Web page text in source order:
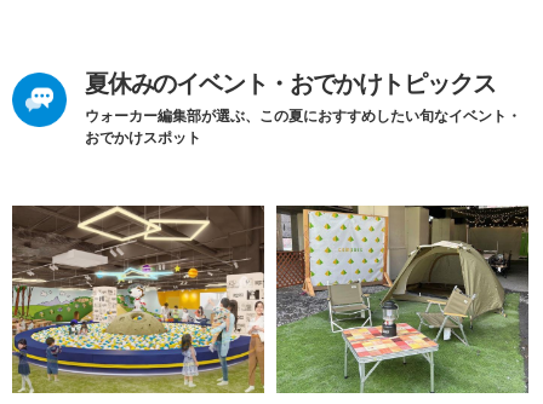
夏休みのイベント・おでかけトピックス
ウォーカー編集部が選ぶ、この夏におすすめしたい旬なイベント・
おでかけスポット